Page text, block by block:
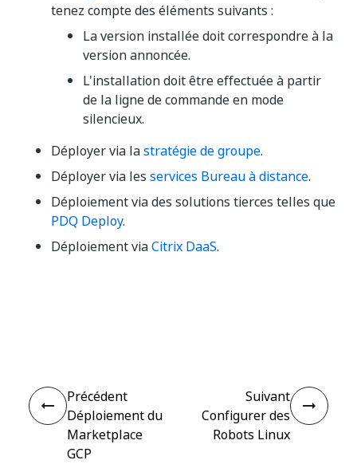
tenez compte des éléments suivants :
La version installée doit correspondre à la
version annoncée.
L'installation doit être effectuée à partir
de la ligne de commande en mode
silencieux.
Déployer via lastratégie de groupe.
Déployer via les services Bureau à distance.
Déploiement via des solutions tierces telles que
PDQ Deploy.
Déploiement viaCitrix DaaS.
Précédent
Déploiement du
Marketplace
GCP
Suivant
Configurer des
Robots Linux